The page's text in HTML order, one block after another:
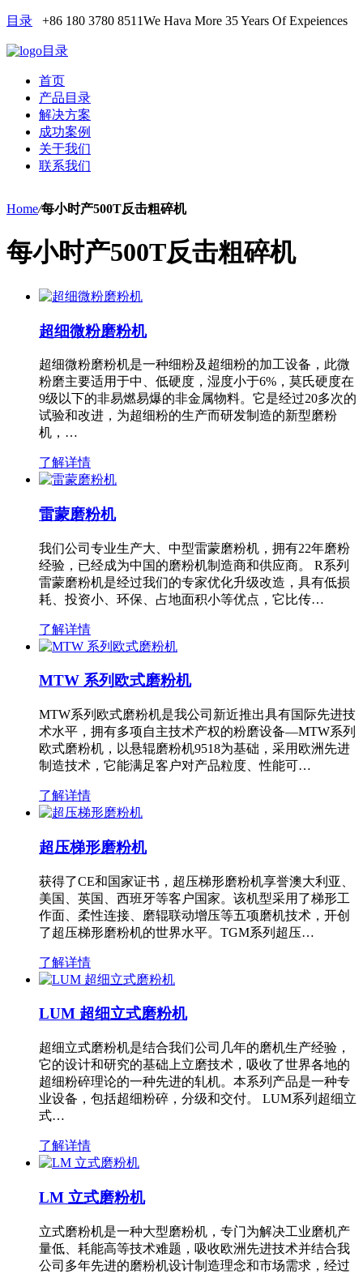
目录 +86 180 3780 8511We Hava More 35 Years Of Expeiences
目录
首页
产品目录
解决方案
成功案例
关于我们
联系我们
Home/每小时产500T反击粗碎机
每小时产500T反击粗碎机
超细微粉磨粉机
超细微粉磨粉机是一种细粉及超细粉的加工设备，此微
粉磨主要适用于中、低硬度，湿度小于6%，莫氏硬度在
9级以下的非易燃易爆的非金属物料。它是经过20多次的
试验和改进，为超细粉的生产而研发制造的新型磨粉
机，…
了解详情
雷蒙磨粉机
我们公司专业生产大、中型雷蒙磨粉机，拥有22年磨粉
经验，已经成为中国的磨粉机制造商和供应商。 R系列
雷蒙磨粉机是经过我们的专家优化升级改造，具有低损
耗、投资小、环保、占地面积小等优点，它比传…
了解详情
MTW 系列欧式磨粉机
MTW系列欧式磨粉机是我公司新近推出具有国际先进技
术水平，拥有多项自主技术产权的粉磨设备—MTW系列
欧式磨粉机，以悬辊磨粉机9518为基础，采用欧洲先进
制造技术，它能满足客户对产品粒度、性能可…
了解详情
超压梯形磨粉机
获得了CE和国家证书，超压梯形磨粉机享誉澳大利亚、
美国、英国、西班牙等客户国家。该机型采用了梯形工
作面、柔性连接、磨辊联动增压等五项磨机技术，开创
了超压梯形磨粉机的世界水平。TGM系列超压…
了解详情
LUM 超细立式磨粉机
超细立式磨粉机是结合我们公司几年的磨机生产经验，
它的设计和研究的基础上立磨技术，吸收了世界各地的
超细粉碎理论的一种先进的轧机。本系列产品是一种专
业设备，包括超细粉碎，分级和交付。 LUM系列超细立
式…
了解详情
LM 立式磨粉机
立式磨粉机是一种大型磨粉机，专门为解决工业磨机产
量低、耗能高等技术难题，吸收欧洲先进技术并结合我
公司多年先进的磨粉机设计制造理念和市场需求，经过